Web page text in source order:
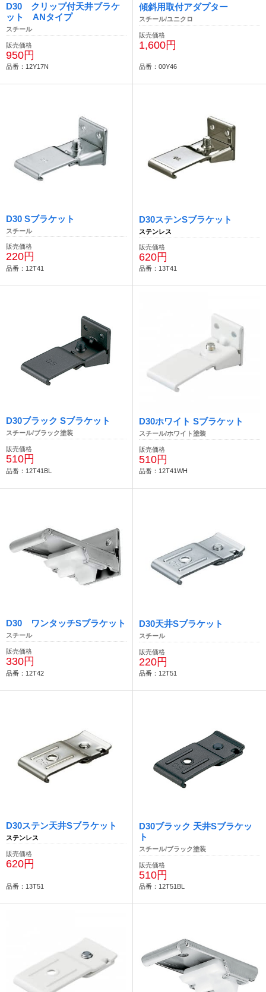
D30 クリップ付天井ブラケ
ット ANタイプ
スチール
販売価格
950円
品番：12Y17N
傾斜用取付アダプター
スチール/ユニクロ
販売価格
1,600円
品番：00Y46
D30 Sブラケット
スチール
販売価格
220円
品番：12T41
D30ステンSブラケット
ステンレス
販売価格
620円
品番：13T41
D30ブラック Sブラケット
スチール/ブラック塗装
販売価格
510円
品番：12T41BL
D30ホワイト Sブラケット
スチール/ホワイト塗装
販売価格
510円
品番：12T41WH
D30 ワンタッチSブラケット
スチール
販売価格
330円
品番：12T42
D30天井Sブラケット
スチール
販売価格
220円
品番：12T51
D30ステン天井Sブラケット
ステンレス
販売価格
620円
品番：13T51
D30ブラック 天井Sブラケッ
ト
スチール/ブラック塗装
販売価格
510円
品番：12T51BL